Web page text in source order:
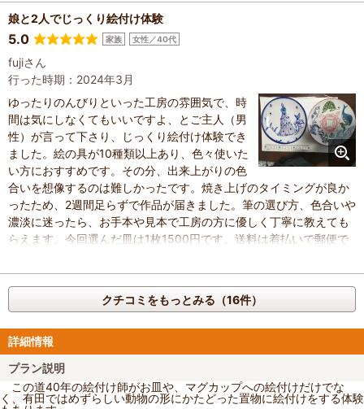
娘と2人でじっくり絵付け体験
5.0 家族 女性／40代
fujiさん
行った時期：2024年3月
ゆったりのんびりといった工房の雰囲気で、時
間は気にしなくてもいいですよ、とご主人（男
性）が言って下さり、じっくり絵付け体験でき
ました。絵の具が10種類以上あり、色々使いた
い方におすすめです。その分、出来上がりの色
合いを想像するのは難しかったです。焼き上げのタイミングが良か
ったため、2週間足らずで作品が届きました。筆の選び方、色合いや
濃淡に迷ったら、お手本や見本で工房の方に優しく丁寧に教えても
らえます。今回選んだ皿は1枚1500円です。送料は着払いで郵便で
クチコミをもっとみる（16件）
詳細情報
プラン説明
この道40年の絵付け師がお皿や、マグカップへの絵付けだけでな
く、有田ではめずらしい動物の形にかたどった置物に絵付けをする体験